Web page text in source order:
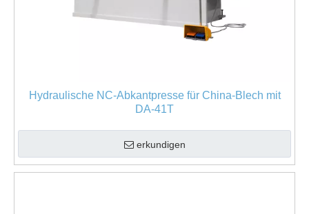
Hydraulische NC-Abkantpresse für China-Blech mit
DA-41T
erkundigen